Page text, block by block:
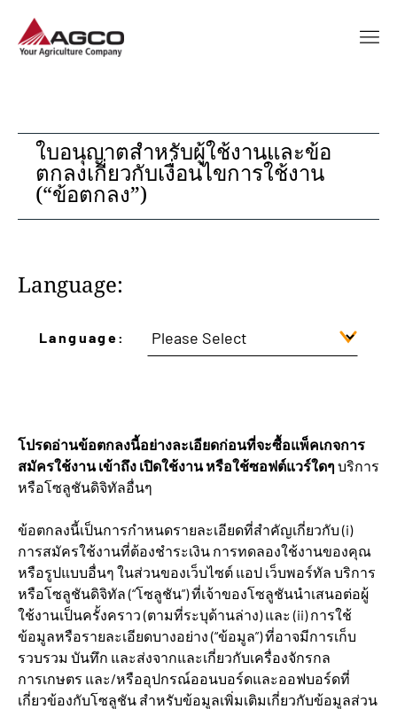
ใบอนุญาตสำหรับผู้ใช้งานและข้อ
ตกลงเกี่ยวกับเงื่อนไขการใช้งาน
(“ข้อตกลง”)
Language:
Language:
โปรดอ่านข้อตกลงนี้อย่างละเอียดก่อนที่จะซื้อแพ็คเกจการ
สมัครใช้งาน เข้าถึง เปิดใช้งาน หรือใช้ซอฟต์แวร์ใดๆ บริการ
หรือโซลูชันดิจิทัลอื่นๆ
ข้อตกลงนี้เป็นการกำหนดรายละเอียดที่สำคัญเกี่ยวกับ (i)
การสมัครใช้งานที่ต้องชำระเงิน การทดลองใช้งานของคุณ
หรือรูปแบบอื่นๆ ในส่วนของเว็บไซต์ แอป เว็บพอร์ทัล บริการ
หรือโซลูชันดิจิทัล (“โซลูชัน”) ที่เจ้าของโซลูชันนำเสนอต่อผู้
ใช้งานเป็นครั้งคราว (ตามที่ระบุด้านล่าง) และ (ii) การใช้
ข้อมูลหรือรายละเอียดบางอย่าง (“ข้อมูล”) ที่อาจมีการเก็บ
รวบรวม บันทึก และส่งจากและเกี่ยวกับเครื่องจักรกล
การเกษตร และ/หรืออุปกรณ์ออนบอร์ดและออฟบอร์ดที่
เกี่ยวข้องกับโซลูชัน สำหรับข้อมูลเพิ่มเติมเกี่ยวกับข้อมูลส่วน